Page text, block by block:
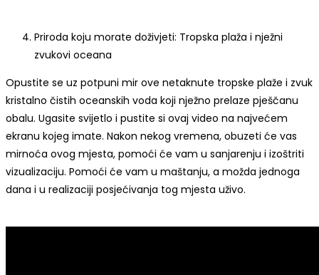
Priroda koju morate doživjeti: Tropska plaža i nježni
zvukovi oceana
Opustite se uz potpuni mir ove netaknute tropske plaže i zvuk
kristalno čistih oceanskih voda koji nježno prelaze pješčanu
obalu. Ugasite svijetlo i pustite si ovaj video na najvećem
ekranu kojeg imate. Nakon nekog vremena, obuzeti će vas
mirnoća ovog mjesta, pomoći će vam u sanjarenju i izoštriti
vizualizaciju. Pomoći će vam u maštanju, a možda jednoga
dana i u realizaciji posjećivanja tog mjesta uživo.